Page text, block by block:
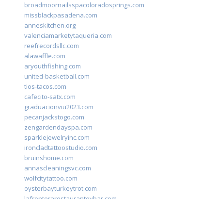
broadmoornailsspacoloradosprings.com
missblackpasadena.com
anneskitchen.org
valenciamarketytaqueria.com
reefrecordsllc.com
alawaffle.com
aryouthfishing.com
united-basketball.com
tios-tacos.com
cafecito-satx.com
graduacionviu2023.com
pecanjackstogo.com
zengardendayspa.com
sparklejewelryinc.com
ironcladtattoostudio.com
bruinshome.com
annascleaningsvc.com
wolfcitytattoo.com
oysterbayturkeytrot.com